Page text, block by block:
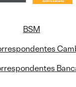
BSM